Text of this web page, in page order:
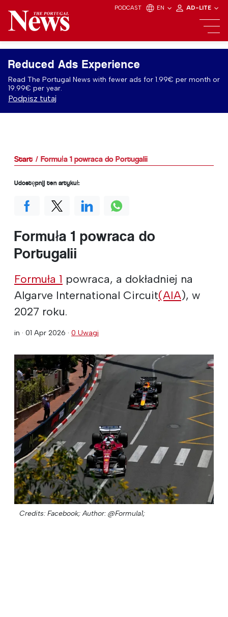
PODCAST EN AD-LITE
Reduced Ads Experience
Read The Portugal News with fewer ads for 1.99€ per month or
19.99€ per year.
Podpisz tutaj
Start Formuła 1 powraca do Portugalii
Formuła 1 powraca do
Portugalii
Formuła 1 powraca, a dokładniej na
Algarve International Circuit(AIA), w
2027 roku.
in · 01 Apr 2026 · 0 Uwagi
Credits: Facebook; Author: @Formula1;
Udostępnij ten artykuł: